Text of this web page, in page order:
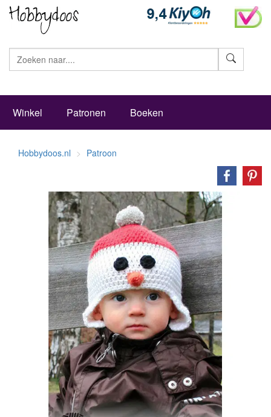
Winkel Patronen Boeken
Hobbydoos.nl Patroon